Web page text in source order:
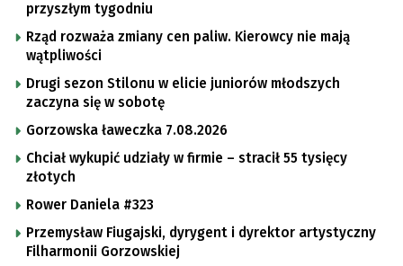
przyszłym tygodniu
Rząd rozważa zmiany cen paliw. Kierowcy nie mają
wątpliwości
Drugi sezon Stilonu w elicie juniorów młodszych
zaczyna się w sobotę
Gorzowska ławeczka 7.08.2026
Chciał wykupić udziały w firmie – stracił 55 tysięcy
złotych
Rower Daniela #323
Przemysław Fiugajski, dyrygent i dyrektor artystyczny
Filharmonii Gorzowskiej